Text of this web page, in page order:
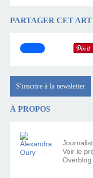
PARTAGER CET
S'inscrire à la newsletter
À PROPOS
Voir le
Overblog